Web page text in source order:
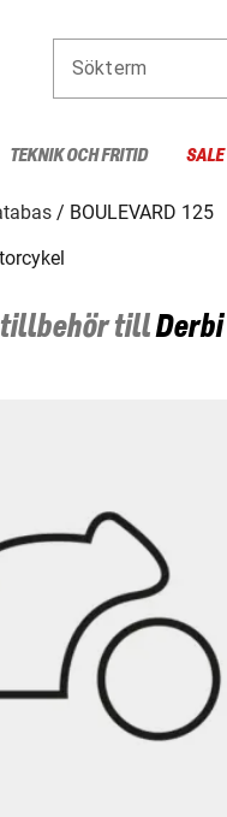
Sökterm
TEKNIK OCH FRITID
BOULEVARD 125
tillbehör tillDerbi